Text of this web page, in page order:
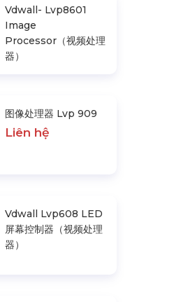
Vdwall- Lvp8601
Image
Processor（视频处理
器）
图像处理器 Lvp 909
Liên hệ
Vdwall Lvp608 LED
屏幕控制器（视频处理
器）